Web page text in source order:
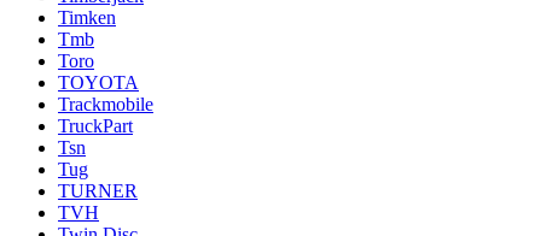
Timken
Tmb
Toro
TOYOTA
Trackmobile
TruckPart
Tsn
Tug
TURNER
TVH